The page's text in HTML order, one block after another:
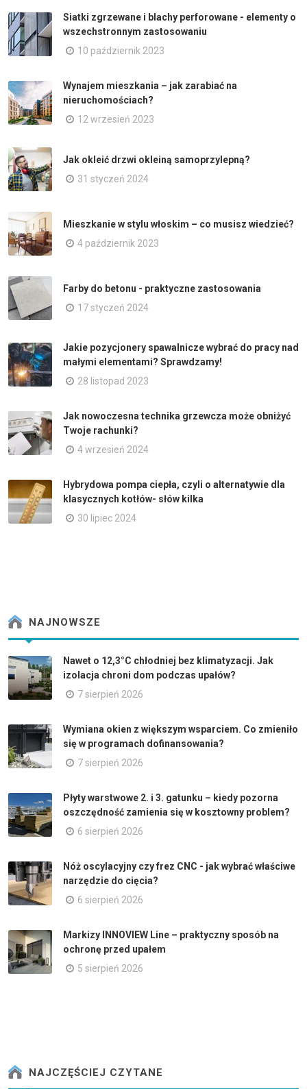
Siatki zgrzewane i blachy perforowane - elementy o
wszechstronnym zastosowaniu
10 październik 2023
Wynajem mieszkania – jak zarabiać na
nieruchomościach?
12 wrzesień 2023
Jak okleić drzwi okleiną samoprzylepną?
31 styczeń 2024
Mieszkanie w stylu włoskim – co musisz wiedzieć?
4 październik 2023
Farby do betonu - praktyczne zastosowania
17 styczeń 2024
Jakie pozycjonery spawalnicze wybrać do pracy nad
małymi elementami? Sprawdzamy!
28 listopad 2023
Jak nowoczesna technika grzewcza może obniżyć
Twoje rachunki?
4 wrzesień 2024
Hybrydowa pompa ciepła, czyli o alternatywie dla
klasycznych kotłów- słów kilka
30 lipiec 2024
NAJNOWSZE
Nawet o 12,3°C chłodniej bez klimatyzacji. Jak
izolacja chroni dom podczas upałów?
7 sierpień 2026
Wymiana okien z większym wsparciem. Co zmieniło
się w programach dofinansowania?
7 sierpień 2026
Płyty warstwowe 2. i 3. gatunku – kiedy pozorna
oszczędność zamienia się w kosztowny problem?
6 sierpień 2026
Nóż oscylacyjny czy frez CNC - jak wybrać właściwe
narzędzie do cięcia?
6 sierpień 2026
Markizy INNOVIEW Line – praktyczny sposób na
ochronę przed upałem
5 sierpień 2026
NAJCZĘŚCIEJ CZYTANE